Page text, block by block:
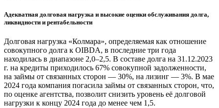
Адекватная долговая нагрузка и высокие оценки обслуживания долга,
ликвидности и рентабельности
Долговая нагрузка «Колмара», определяемая как отношение
совокупного долга к OIBDA, в последние три года
находилась в диапазоне 2,0–2,5. В составе долга на 31.12.2023
г. на кредиты приходилось 67% совокупной задолженности,
на займы от связанных сторон — 30%, на лизинг — 3%. В мае
2024 года компания погасила займы от связанных сторон, что,
по оценке агентства, позволит снизить уровень её долговой
нагрузки к концу 2024 года до менее чем 1,5.